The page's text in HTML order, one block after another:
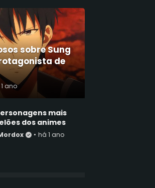
sobre Sung
de
ano
mais
dos animes
• há 1 ano